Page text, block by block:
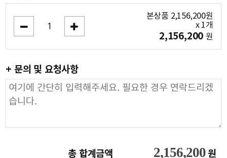
본상품 2,156,200원
x 1개
2,156,200 원
+ 문의 및 요청사항
총 합계금액 2,156,200 원